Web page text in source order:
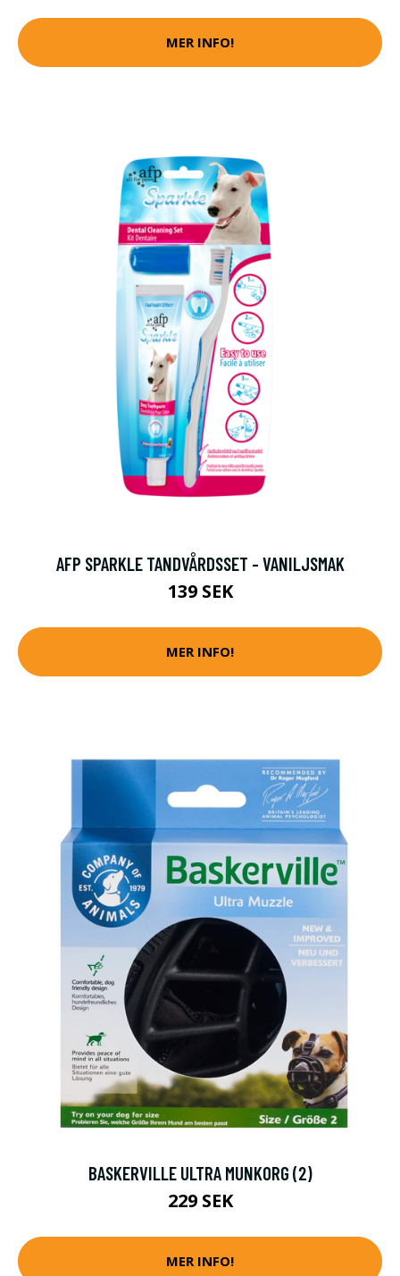
MER INFO!
AFP SPARKLE TANDVÅRDSSET - VANILJSMAK
139 SEK
MER INFO!
BASKERVILLE ULTRA MUNKORG (2)
229 SEK
MER INFO!